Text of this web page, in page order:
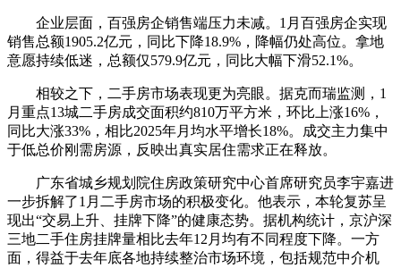
企业层面，百强房企销售端压力未减。1月百强房企实现
销售总额1905.2亿元，同比下降18.9%，降幅仍处高位。拿地
意愿持续低迷，总额仅579.9亿元，同比大幅下滑52.1%。
相较之下，二手房市场表现更为亮眼。据克而瑞监测，1
月重点13城二手房成交面积约810万平方米，环比上涨16%，
同比大涨33%，相比2025年月均水平增长18%。成交主力集中
于低总价刚需房源，反映出真实居住需求正在释放。
广东省城乡规划院住房政策研究中心首席研究员李宇嘉进
一步拆解了1月二手房市场的积极变化。他表示，本轮复苏呈
现出“交易上升、挂牌下降”的健康态势。据机构统计，京沪深
三地二手住房挂牌量相比去年12月均有不同程度下降。一方
面，得益于去年底各地持续整治市场环境，包括规范中介机